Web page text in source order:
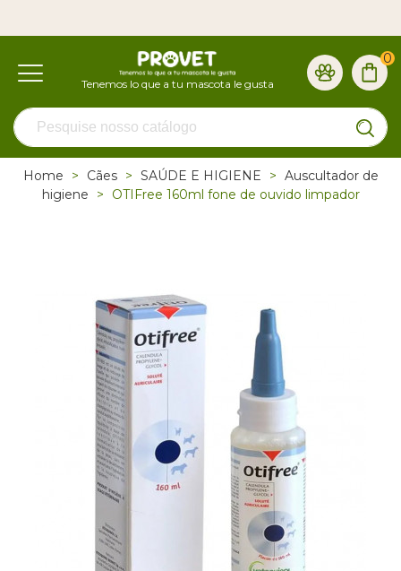
0
Home > Cães > SAÚDE E HIGIENE > Auscultador de
higiene
> OTIFree 160ml fone de ouvido limpador